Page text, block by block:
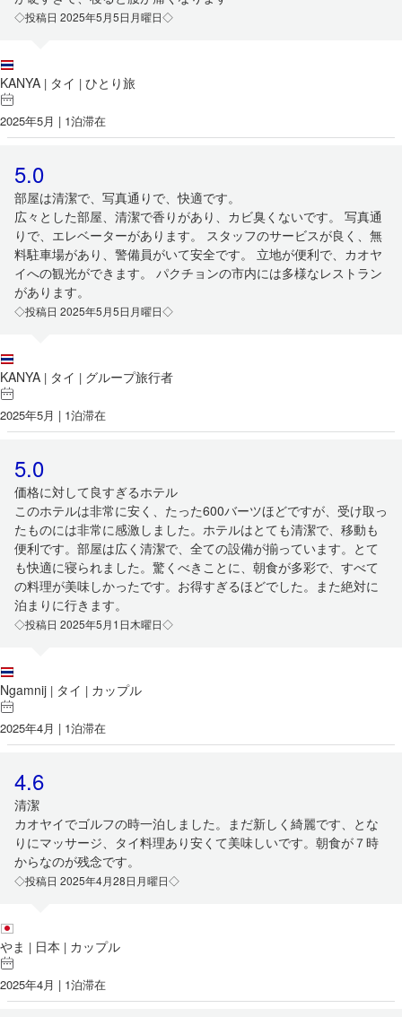
◇投稿日 2025年5月5日月曜日◇
KANYA | タイ | ひとり旅
2025年5月 | 1泊滞在
5.0
部屋は清潔で、写真通りで、快適です。
広々とした部屋、清潔で香りがあり、カビ臭くないです。 写真通
りで、エレベーターがあります。 スタッフのサービスが良く、無
料駐車場があり、警備員がいて安全です。 立地が便利で、カオヤ
イへの観光ができます。 パクチョンの市内には多様なレストラン
があります。
◇投稿日 2025年5月5日月曜日◇
KANYA | タイ | グループ旅行者
2025年5月 | 1泊滞在
5.0
価格に対して良すぎるホテル
このホテルは非常に安く、たった600バーツほどですが、受け取っ
たものには非常に感激しました。ホテルはとても清潔で、移動も
便利です。部屋は広く清潔で、全ての設備が揃っています。とて
も快適に寝られました。驚くべきことに、朝食が多彩で、すべて
の料理が美味しかったです。お得すぎるほどでした。また絶対に
泊まりに行きます。
◇投稿日 2025年5月1日木曜日◇
Ngamnij | タイ | カップル
2025年4月 | 1泊滞在
4.6
清潔
カオヤイでゴルフの時一泊しました。まだ新しく綺麗です、とな
りにマッサージ、タイ料理あり安くて美味しいです。朝食が７時
からなのが残念です。
◇投稿日 2025年4月28日月曜日◇
やま | 日本 | カップル
2025年4月 | 1泊滞在